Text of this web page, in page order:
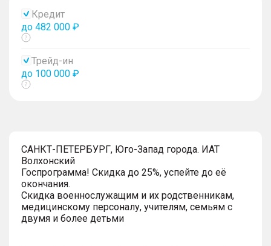
Кредит
до 482 000 ₽
Показать
Трейд-ин
до 100 000 ₽
Показать
САНКТ-ПЕТЕРБУРГ, Юго-Запад города. ИАТ
Волхонский
Госпрограмма! Скидка до 25%, успейте до её
окончания.
Скидка военнослужащим и их родственникам,
медицинскому персоналу, учителям, семьям с
двумя и более детьми